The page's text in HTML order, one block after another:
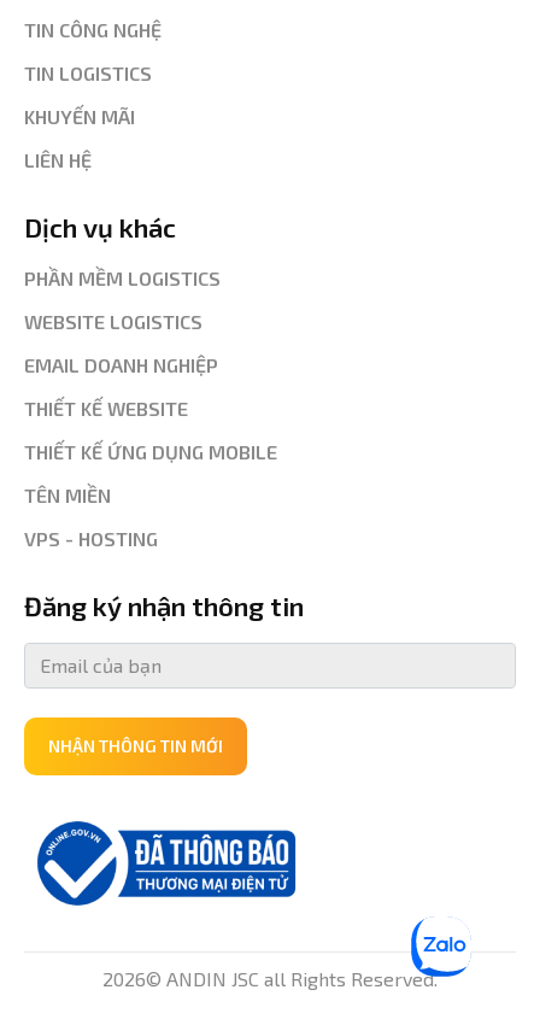
TIN CÔNG NGHỆ
TIN LOGISTICS
KHUYẾN MÃI
LIÊN HỆ
Dịch vụ khác
PHẦN MỀM LOGISTICS
WEBSITE LOGISTICS
EMAIL DOANH NGHIỆP
THIẾT KẾ WEBSITE
THIẾT KẾ ỨNG DỤNG MOBILE
TÊN MIỀN
VPS - HOSTING
Đăng ký nhận thông tin
NHẬN THÔNG TIN MỚI
2026© ANDIN JSC all Rights Reserved.